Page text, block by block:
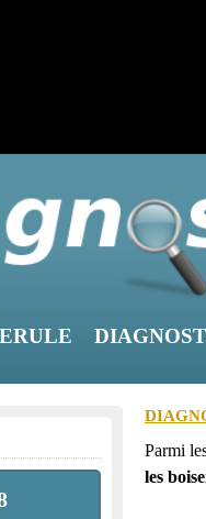
Parmi
les